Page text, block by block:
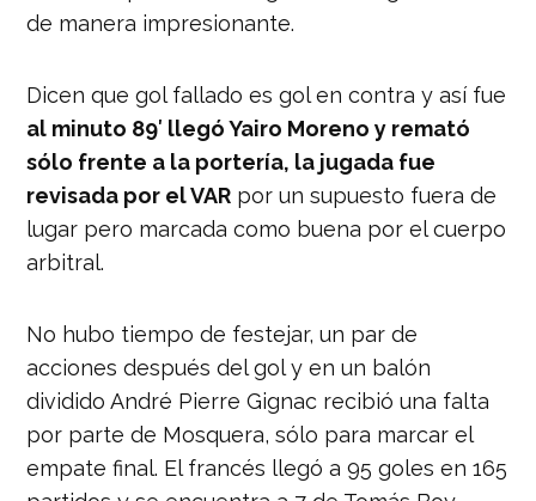
de manera impresionante.
Dicen que gol fallado es gol en contra y así fue
al minuto 89′ llegó Yairo Moreno y remató
sólo frente a la portería, la jugada fue
revisada por el VAR por un supuesto fuera de
lugar pero marcada como buena por el cuerpo
arbitral.
No hubo tiempo de festejar, un par de
acciones después del gol y en un balón
dividido André Pierre Gignac recibió una falta
por parte de Mosquera, sólo para marcar el
empate final. El francés llegó a 95 goles en 165